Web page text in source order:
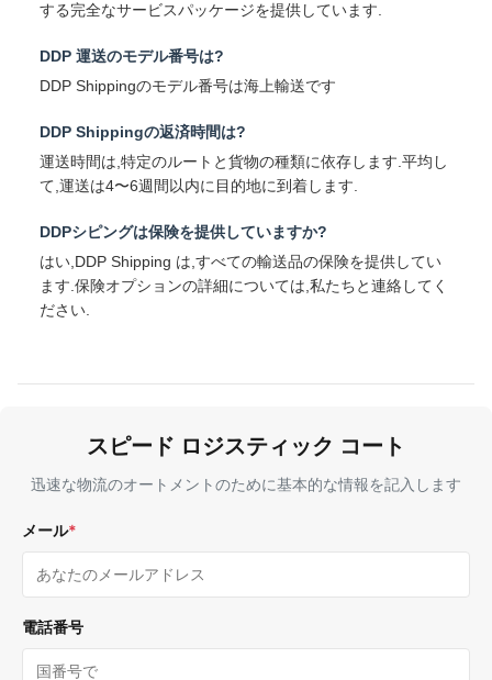
する完全なサービスパッケージを提供しています.
DDP 運送のモデル番号は?
DDP Shippingのモデル番号は海上輸送です
DDP Shippingの返済時間は?
運送時間は,特定のルートと貨物の種類に依存します.平均し
て,運送は4〜6週間以内に目的地に到着します.
DDPシピングは保険を提供していますか?
はい,DDP Shipping は,すべての輸送品の保険を提供してい
ます.保険オプションの詳細については,私たちと連絡してく
ださい.
スピード ロジスティック コート
迅速な物流のオートメントのために基本的な情報を記入します
メール*
電話番号